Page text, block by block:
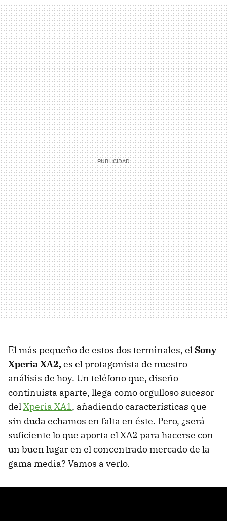
El más pequeño de estos dos terminales, el Sony
Xperia XA2,es el protagonista de nuestro
análisis de hoy. Un teléfono que, diseño
continuista aparte, llega como orgulloso sucesor
delXperia XA1, añadiendo características que
sin duda echamos en falta en éste. Pero, ¿será
suficiente lo que aporta el XA2 para hacerse con
un buen lugar en el concentrado mercado de la
gama media? Vamos a verlo.